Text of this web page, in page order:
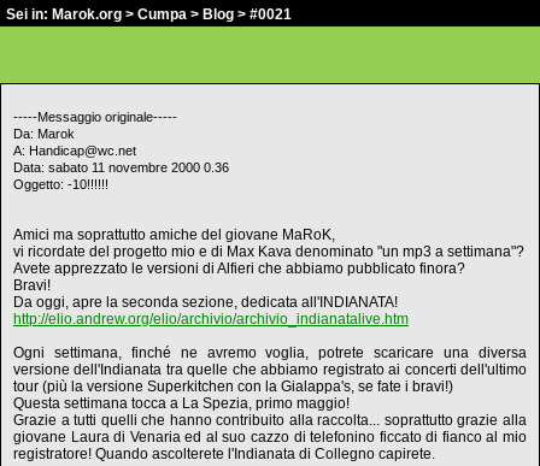
Sei in: Marok.org > Cumpa > Blog > #0021
-----Messaggio originale-----
Da: Marok
A: Handicap@wc.net
Data: sabato 11 novembre 2000 0.36
Oggetto: -10!!!!!!
Amici ma soprattutto amiche del giovane MaRoK,
vi ricordate del progetto mio e di Max Kava denominato "un mp3 a settimana"?
Avete apprezzato le versioni di Alfieri che abbiamo pubblicato finora?
Bravi!
Da oggi, apre la seconda sezione, dedicata all'INDIANATA!
http://elio.andrew.org/elio/archivio/archivio_indianatalive.htm
Ogni settimana, finché ne avremo voglia, potrete scaricare una diversa
versione dell'Indianata tra quelle che abbiamo registrato ai concerti dell'ultimo
tour (più la versione Superkitchen con la Gialappa's, se fate i bravi!)
Questa settimana tocca a La Spezia, primo maggio!
Grazie a tutti quelli che hanno contribuito alla raccolta... soprattutto grazie alla
giovane Laura di Venaria ed al suo cazzo di telefonino ficcato di fianco al mio
registratore! Quando ascolterete l'Indianata di Collegno capirete.